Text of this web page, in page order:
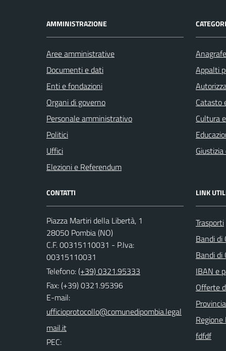
AMMINISTRAZIONE
Aree amministrative
Documenti e dati
Enti e fondazioni
Organi di governo
Personale amministrativo
Politici
Uffici
Elezioni e Referendum
Appalti
Catasto
Cultura
CONTATTI
Piazza Martiri della Libertà, 1
28050 Pombia (NO)
C.F. 00315110031 - P.Iva:
00315110031
Telefono:(+39) 0321.95333
Fax: (+39) 0321.95396
E-mail:
PEC:
LINK
Trasporti
Bandi di
Bandi di
IBAN e
Offerte
fdfdf